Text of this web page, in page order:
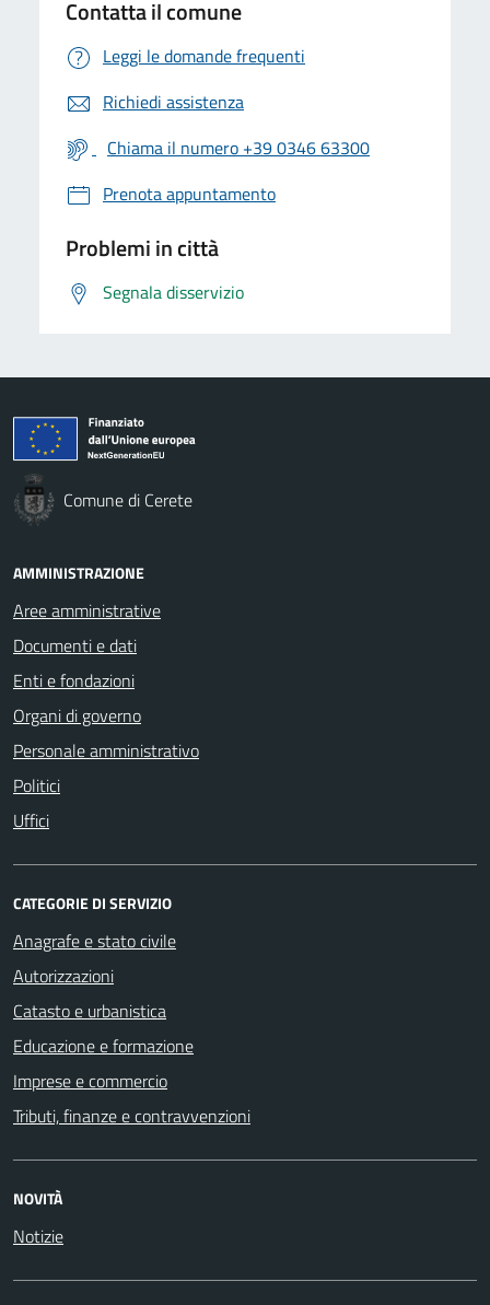
Contatta il comune
Leggi le domande frequenti
Richiedi assistenza
Chiama il numero +39 0346 63300
Prenota appuntamento
Problemi in città
Segnala disservizio
Comune di Cerete
AMMINISTRAZIONE
Aree amministrative
Documenti e dati
Enti e fondazioni
Organi di governo
Personale amministrativo
Politici
Uffici
CATEGORIE DI SERVIZIO
Anagrafe e stato civile
Autorizzazioni
Catasto e urbanistica
Educazione e formazione
Imprese e commercio
Tributi, finanze e contravvenzioni
NOVITÀ
Notizie